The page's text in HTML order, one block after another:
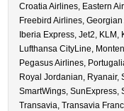
Croatia Airlines, Eastern
Freebird Airlines,Georgian
Iberia Express,Jet2, KLM,
Lufthansa CityLine,
Pegasus Airlines,
Royal Jordanian, Ryanair,
SmartWings,SunExpress,
Transavia,Transavia